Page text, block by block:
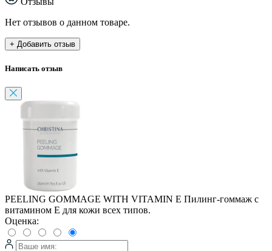
Нет отзывов о данном товаре.
+ Добавить отзыв
Написать отзыв
PEELING GOMMAGE WITH VITAMIN E Пилинг-гоммаж с
витамином Е для кожи всех типов.
Оценка: